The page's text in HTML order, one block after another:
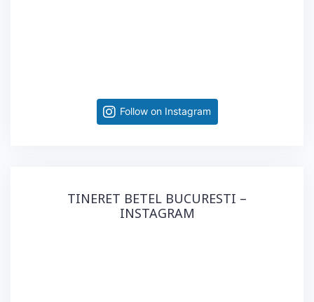
Follow on Instagram
TINERET BETEL BUCURESTI –
INSTAGRAM